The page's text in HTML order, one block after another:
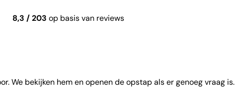
8,3 / 203 op basis van reviews
We bekijken hem en openen de opstap als er genoeg vraag is.